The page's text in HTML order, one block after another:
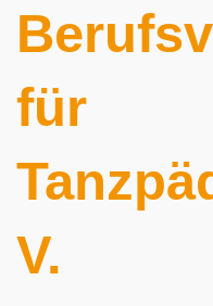
für
V.